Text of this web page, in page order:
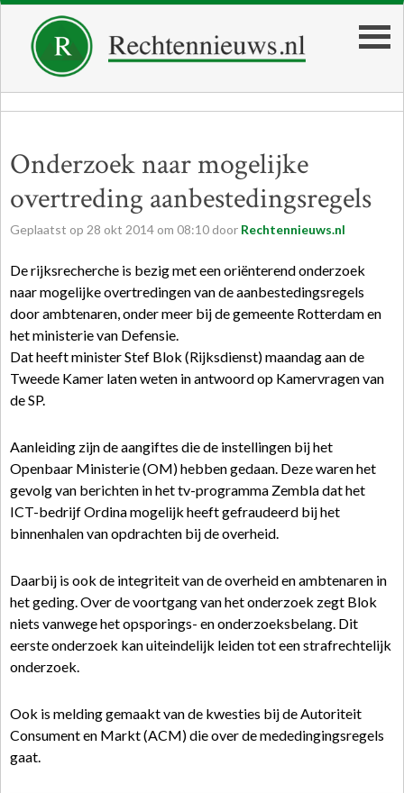
Onderzoek naar mogelijke
overtreding aanbestedingsregels
Geplaatst op 28 okt 2014 om 08:10 door Rechtennieuws.nl
De rijksrecherche is bezig met een oriënterend onderzoek
naar mogelijke overtredingen van de aanbestedingsregels
door ambtenaren, onder meer bij de gemeente Rotterdam en
het ministerie van Defensie.
Dat heeft minister Stef Blok (Rijksdienst) maandag aan de
Tweede Kamer laten weten in antwoord op Kamervragen van
de SP.
Aanleiding zijn de aangiftes die de instellingen bij het
Openbaar Ministerie (OM) hebben gedaan. Deze waren het
gevolg van berichten in het tv-programma Zembla dat het
ICT-bedrijf Ordina mogelijk heeft gefraudeerd bij het
binnenhalen van opdrachten bij de overheid.
Daarbij is ook de integriteit van de overheid en ambtenaren in
het geding. Over de voortgang van het onderzoek zegt Blok
niets vanwege het opsporings- en onderzoeksbelang. Dit
eerste onderzoek kan uiteindelijk leiden tot een strafrechtelijk
onderzoek.
Ook is melding gemaakt van de kwesties bij de Autoriteit
Consument en Markt (ACM) die over de mededingingsregels
gaat.